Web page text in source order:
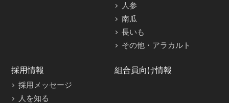
人参
南瓜
長いも
その他・アラカルト
採用情報
採用メッセージ
人を知る
組合員向け情報